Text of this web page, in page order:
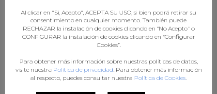
Al clicar en "Sí, Acepto", ACEPTA SU USO, si bien podrá retirar su
consentimiento en cualquier momento. También puede
RECHAZAR la instalación de cookies clicando en “No Acepto" o
CONFIGURAR la instalación de cookies clicando en “Configurar
Cookies”.
Para obtener más información sobre nuestras políticas de datos,
visite nuestra Política de privacidad . Para obtener más información
al respecto, puedes consultar nuestra Política de Cookies